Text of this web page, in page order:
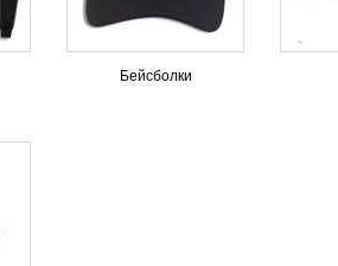
Бейсболки